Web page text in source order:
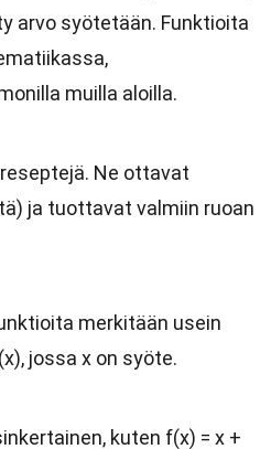
arvo syötetään. Funktioita
muilla aloilla.
Ne ottavat
ja tuottavat valmiin ruoan
merkitään usein
jossa x on syöte.
kuten f(x) = x +